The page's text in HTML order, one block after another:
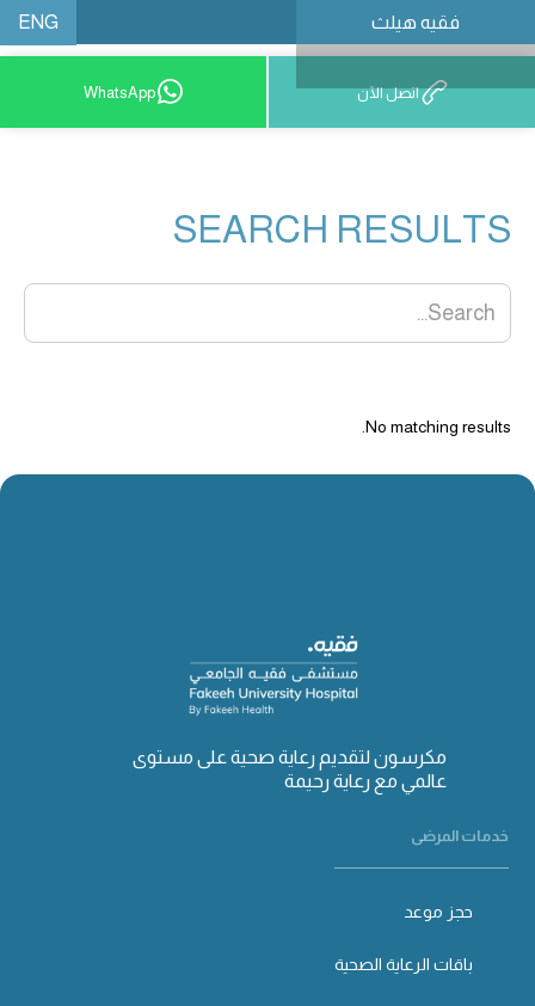
فقيه هيلث ENG
احجز موعدًا اتصل الآن WhatsApp
SEARCH RESULTS
No matching results.
مكرسون لتقديم رعاية صحية على مستوى
عالمي مع رعاية رحيمة
خدمات المرضى
حجز موعد
باقات الرعاية الصحية